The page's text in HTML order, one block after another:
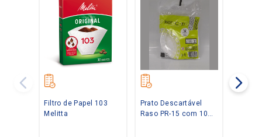
Filtro de Papel 103
Melitta
Prato Descartável
Raso PR-15 com 10